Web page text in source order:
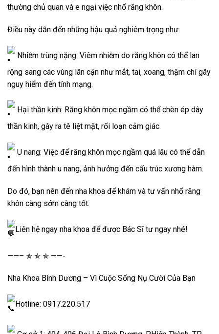
thường chủ quan và e ngại việc nhổ răng khôn.
Điều này dẫn đến những hậu quả nghiêm trọng như:
Nhiễm trùng nặng: Viêm nhiễm do răng khôn có thể lan
rộng sang các vùng lân cận như mắt, tai, xoang, thậm chí gây
nguy hiểm đến tính mạng.
Hại thần kinh: Răng khôn mọc ngầm có thể chèn ép dây
thần kinh, gây ra tê liệt mặt, rối loạn cảm giác.
U nang: Việc để răng khôn mọc ngầm quá lâu có thể dẫn
đến hình thành u nang, ảnh hưởng đến cấu trúc xương hàm.
Do đó, bạn nên đến nha khoa để khám và tư vấn nhổ răng
khôn càng sớm càng tốt.
Liên hệ ngay nha khoa để được Bác Sĩ tư ngay nhé!
——– ✯ ✯ ✯ ——-
Nha Khoa Bình Dương – Vì Cuộc Sống Nụ Cười Của Bạn
Hotline: 0917.220.517